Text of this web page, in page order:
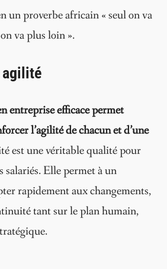
un proverbe africain « seul on va
va plus loin ».
agilité
entreprise efficace permet
l’agilité de chacun et d’une
est une véritable qualité pour
salariés. Elle permet à un
rapidement aux changements,
tant sur le plan humain,